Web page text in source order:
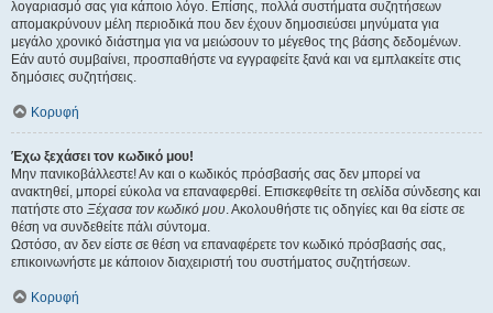
λογαριασμό σας για κάποιο λόγο. Επίσης, πολλά συστήματα συζητήσεων
απομακρύνουν μέλη περιοδικά που δεν έχουν δημοσιεύσει μηνύματα για
μεγάλο χρονικό διάστημα για να μειώσουν το μέγεθος της βάσης δεδομένων.
Εάν αυτό συμβαίνει, προσπαθήστε να εγγραφείτε ξανά και να εμπλακείτε στις
δημόσιες συζητήσεις.
Κορυφή
Έχω ξεχάσει τον κωδικό μου!
Μην πανικοβάλλεστε! Αν και ο κωδικός πρόσβασής σας δεν μπορεί να
ανακτηθεί, μπορεί εύκολα να επαναφερθεί. Επισκεφθείτε τη σελίδα σύνδεσης και
πατήστε στο Ξέχασα τον κωδικό μου. Ακολουθήστε τις οδηγίες και θα είστε σε
θέση να συνδεθείτε πάλι σύντομα.
Ωστόσο, αν δεν είστε σε θέση να επαναφέρετε τον κωδικό πρόσβασής σας,
επικοινωνήστε με κάποιον διαχειριστή του συστήματος συζητήσεων.
Κορυφή